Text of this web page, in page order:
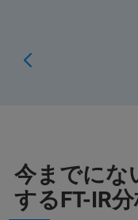
今までにな
するFT-IR